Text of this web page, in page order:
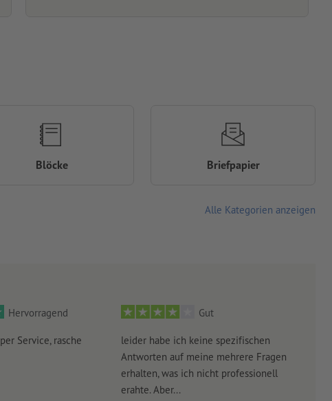
Hervorragend
Service, rasche
Gut
leider habe ich keine spezifischen
Antworten auf meine mehrere Fragen
erhalten, was ich nicht professionell
erahte. Aber...
Blöcke Briefpapier
Alle Kategorien anzeigen